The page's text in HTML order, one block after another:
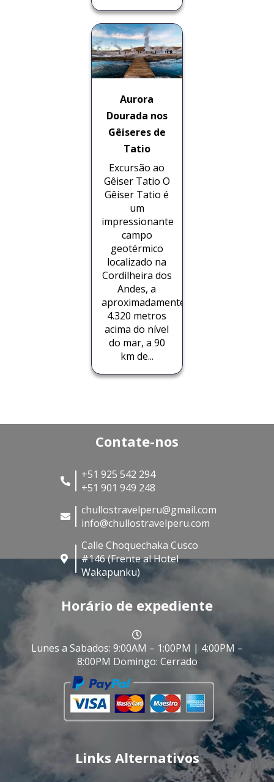
Aurora
Dourada nos
Gêiseres de
Tatio
Excursão ao
Gêiser Tatio O
Gêiser Tatio é
um
impressionante
campo
geotérmico
localizado na
Cordilheira dos
Andes, a
aproximadamente
4.320 metros
acima do nível
do mar, a 90
km de...
Contate-nos
+51 925 542 294
+51 901 949 248
chullostravelperu@gmail.com
info@chullostravelperu.com
Calle Choquechaka Cusco
#146 (Frente al Hotel
Wakapunku)
Horário de expediente
Lunes a Sabados: 9:00AM – 1:00PM | 4:00PM –
8:00PM Domingo: Cerrado
Links Alternativos